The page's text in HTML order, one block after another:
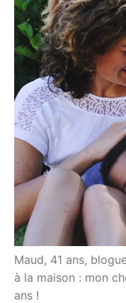
Maud, 41 ans,
à la maison : mon
ans !